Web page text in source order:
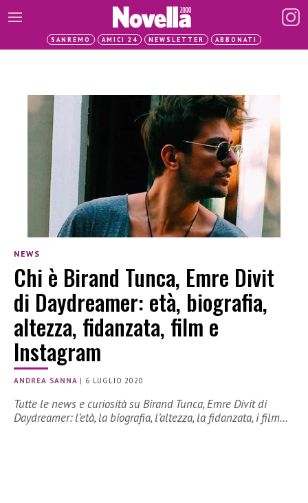
SANREMO AMICI 24 NEWSLETTER ABBONATI
NEWS
Chi è Birand Tunca, Emre Divit
di Daydreamer: età, biografia,
altezza, fidanzata, film e
Instagram
ANDREA SANNA | 6 LUGLIO 2020
Tutte le news e curiosità su Birand Tunca, Emre Divit di
Daydreamer: l’età, la biografia, l’altezza, la fidanzata, i film…